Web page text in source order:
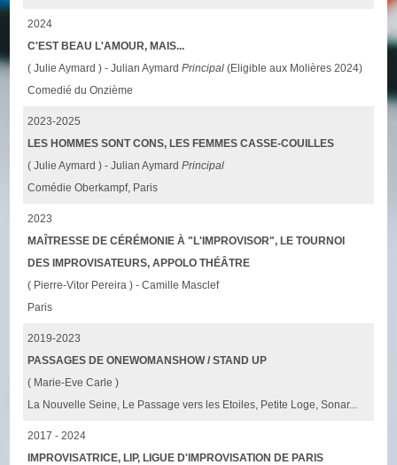
2024
C'EST BEAU L'AMOUR, MAIS...
( Julie Aymard ) - Julian AymardPrincipal (Eligible aux Molières 2024)
Comedié du Onzième
2023-2025
LES HOMMES SONT CONS, LES FEMMES CASSE-COUILLES
( Julie Aymard ) - Julian AymardPrincipal
Comédie Oberkampf, Paris
2023
MAÎTRESSE DE CÉRÉMONIE À "L'IMPROVISOR", LE TOURNOI
DES IMPROVISATEURS, APPOLO THÉÂTRE
( Pierre-Vitor Pereira ) - Camille Masclef
Paris
2019-2023
PASSAGES DE ONEWOMANSHOW / STAND UP
( Marie-Eve Carle )
La Nouvelle Seine, Le Passage vers les Etoiles, Petite Loge, Sonar...
2017 - 2024
IMPROVISATRICE, LIP, LIGUE D'IMPROVISATION DE PARIS